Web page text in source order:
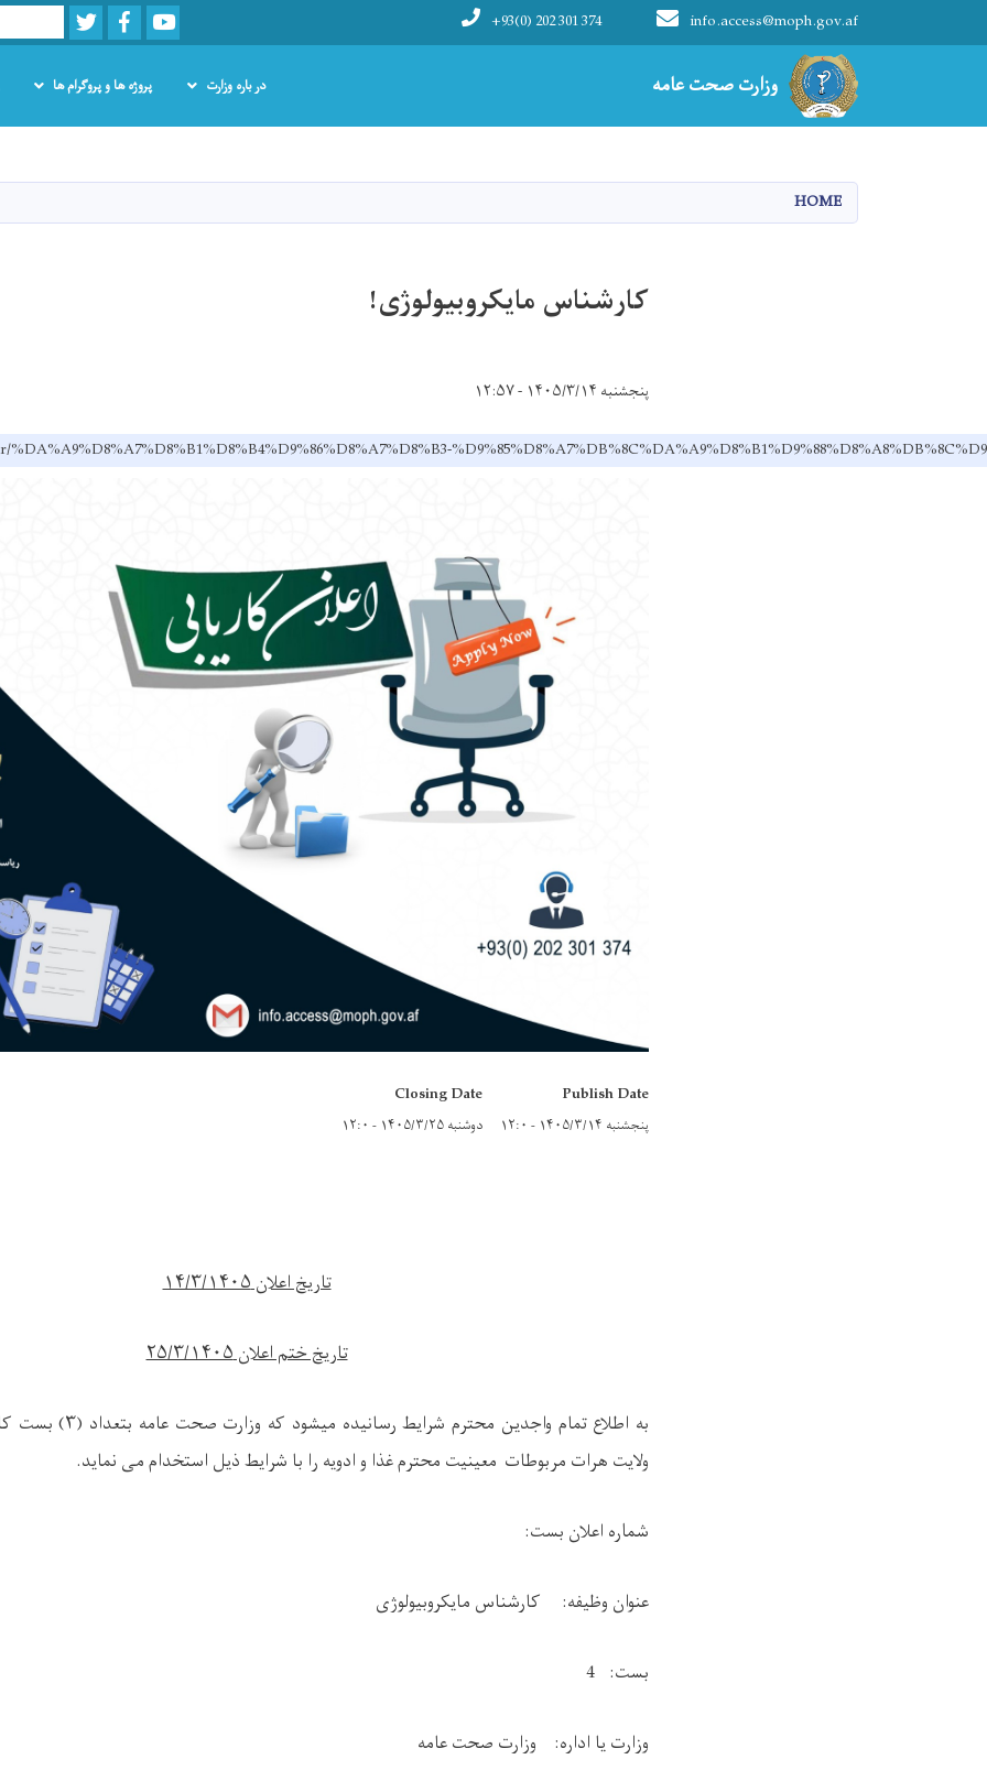
content
وزارت صحت عامه
info.access@moph.gov.af
+93(0) 202 301 374
Youtube
Facebook
Twitter
Search
Main navigation
وزارت صحت عامه در باره وزارت پروژه ها و پروگرام ها
HOME
کارشناس مایکروبیولوژی!
پنجشنبه ۱۴۰۵/۳/۱۴ - ۱۲:۵۷
Publish Date
پنجشنبه ۱۴۰۵/۳/۱۴ - ۱۲:۰
Closing Date
دوشنبه ۱۴۰۵/۳/۲۵ - ۱۲:۰
تاریخ اعلان۱۴/۳/۱۴۰۵
تاریخ ختم اعلان۲۵/۳/۱۴۰۵
به اطلاع تمام واجدین محترم شرایط رسانیده میشود که وزارت صحت عامه بتعداد (۳) بست
ولایت هرات مربوطات معینیت محترم غذا و ادویه را با شرایط ذیل استخدام می نماید.
شماره اعلان بست:
عنوان وظیفه: کارشناس مایکروبیولوژی
بست: 4
وزارت یا اداره: وزارت صحت عامه